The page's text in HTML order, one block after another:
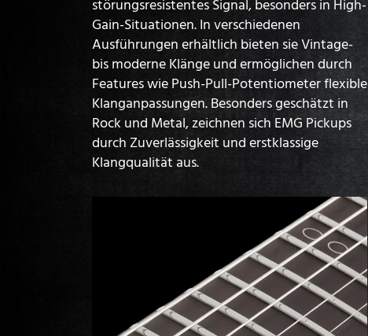
störungsresistentes Signal, besonders in High-
Gain-Situationen. In verschiedenen
Ausführungen erhältlich bieten sie Vintage-
bis moderne Klänge und ermöglichen durch
Features wie Push-Pull-Potentiometer flexible
Klanganpassungen. Besonders geschätzt in
Rock und Metal, zeichnen sich EMG Pickups
durch Zuverlässigkeit und erstklassige
Klangqualität aus.